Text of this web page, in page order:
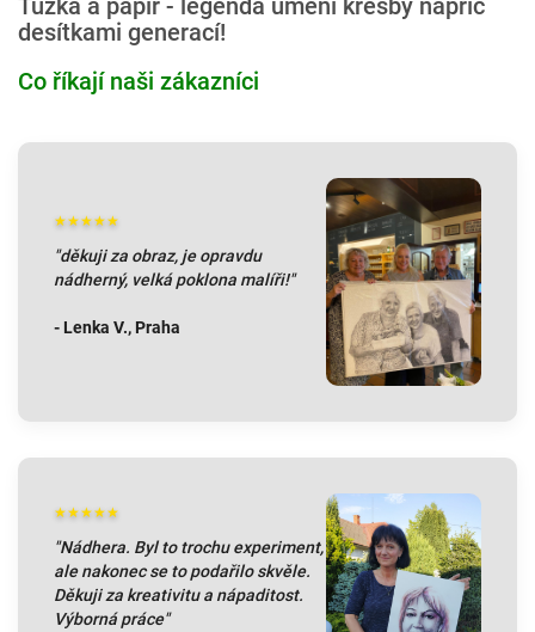
Tužka a papír - legenda umění kresby napříč
desítkami generací!
Co říkají naši zákazníci
★★★★★
"děkuji za obraz, je opravdu
nádherný, velká poklona malíři!"
- Lenka V., Praha
★★★★★
"Nádhera. Byl to trochu experiment,
ale nakonec se to podařilo skvěle.
Děkuji za kreativitu a nápaditost.
Výborná práce"